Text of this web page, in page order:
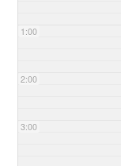
1:00
2:00
3:00